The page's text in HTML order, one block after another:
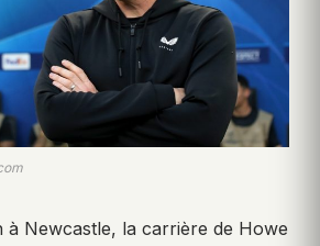
à Newcastle, la carrière de Howe